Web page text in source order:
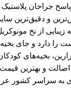
جراحان
و دقیق‌ترین
از نخ
را دارد و جای
بخیه‌های
اصالت و بهترین
به سراسر کشور